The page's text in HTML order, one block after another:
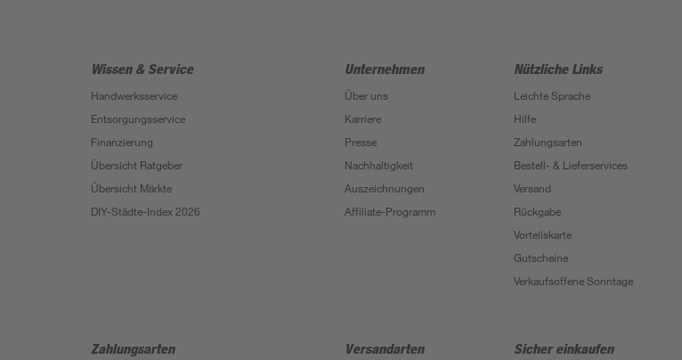
Wissen & Service
Handwerksservice
Entsorgungsservice
Finanzierung
Übersicht Ratgeber
Übersicht Märkte
DIY-Städte-Index 2026
Unternehmen
Über uns
Karriere
Presse
Nachhaltigkeit
Auszeichnungen
Affiliate-Programm
Nützliche Links
Leichte Sprache
Hilfe
Zahlungsarten
Bestell- & Lieferservices
Versand
Rückgabe
Vorteilskarte
Gutscheine
Verkaufsoffene Sonntage
Zahlungsarten Versandarten Sicher einkaufen